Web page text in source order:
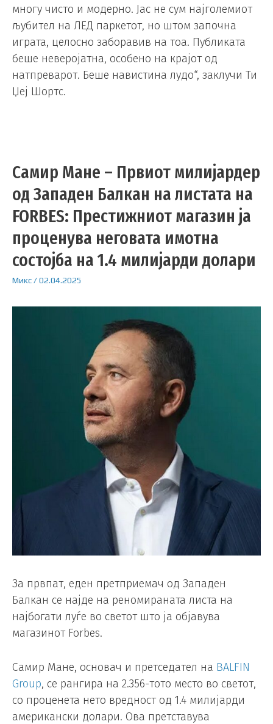
многу чисто и модерно. Јас не сум најголемиот
љубител на ЛЕД паркетот, но штом започна
играта, целосно заборавив на тоа. Публиката
беше неверојатна, особено на крајот од
натпреварот. Беше навистина лудо“, заклучи Ти
Џеј Шортс.
Самир Мане – Првиот милијардер
од Западен Балкан на листата на
FORBES: Престижниот магазин ја
проценува неговата имотна
состојба на 1.4 милијарди долари
Микс/02.04.2025
За првпат, еден претприемач од Западен
Балкан се најде на реномираната листа на
најбогати луѓе во светот што ја објавува
магазинот Forbes.
Самир Мане, основач и претседател на BALFIN
Group, се рангира на 2.356-тото место во светот,
со проценета нето вредност од 1.4 милијарди
американски долари. Ова претставува